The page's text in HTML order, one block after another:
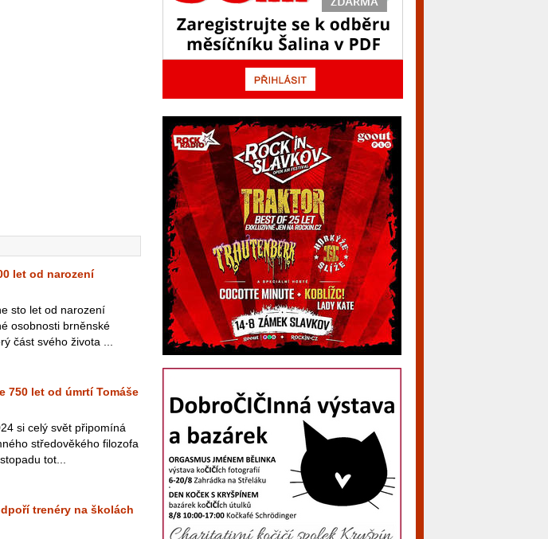
let od narození
sto let od narození
osobnosti brněnské
část svého života ...
750 let od úmrtí Tomáše
si celý svět připomíná
středověkého filozofa
tot...
trenéry na školách